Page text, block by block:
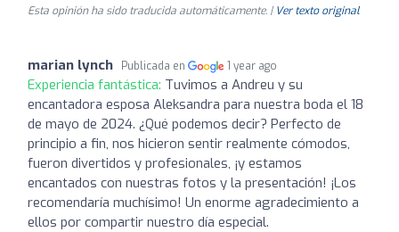
Esta opinión ha sido traducida automáticamente. | Ver texto original
marian lynch Publicada en 1 year ago
Experiencia fantástica: Tuvimos a Andreu y su
encantadora esposa Aleksandra para nuestra boda el 18
de mayo de 2024. ¿Qué podemos decir? Perfecto de
principio a fin, nos hicieron sentir realmente cómodos,
fueron divertidos y profesionales, ¡y estamos
encantados con nuestras fotos y la presentación! ¡Los
recomendaría muchísimo! Un enorme agradecimiento a
ellos por compartir nuestro día especial.